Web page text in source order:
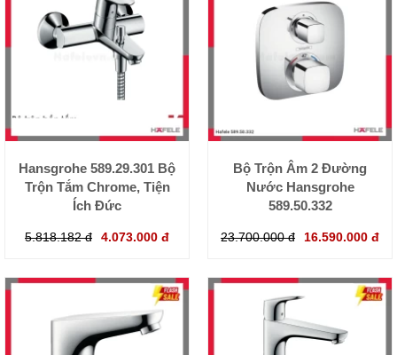
Hansgrohe 589.29.301 Bộ
Trộn Tắm Chrome, Tiện
Ích Đức
5.818.182 đ 4.073.000 đ
Bộ Trộn Âm 2 Đường
Nước Hansgrohe
589.50.332
23.700.000 đ 16.590.000 đ